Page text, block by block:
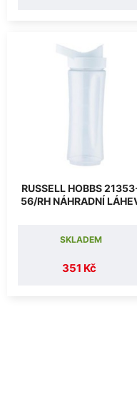
RUSSELL HOBBS
56/RH NÁHRADNÍ
351 Kč
SKLADEM